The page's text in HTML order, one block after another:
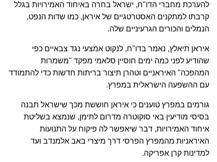
להערכת מחברי הדו"ח, ישראל בחרה באיחוד האמירויות בגלל
קרבתו למתקנים האסטרטגיים של איראן, כמו שדות הנפט,
הנמלים והכורים הגרעיניים שלה.
איראן תיאלץ, נאמר בדו"ח, לנקוט אמצעי נגד צבאיים כפי
שהודיע לפני כמה ימים חוסיין סלאמי מפקד "משמרות
המהפכה" האיראניים וטהרן תיצור בריתות חדשות כדי להתמודד
עם ההשפעה הישראלית במפרץ.
גורמים במפרץ טוענים כי איראן חוששת מכך שישראל תבנה
בסיסי מודיעין באי סוקוטרה מדרום לתימן, שנמצא בשליטת
איחוד האמירויות, דבר שיאפשר לה פיקוח על התנועות
האיראניות מהמפרץ הפרסי דרך מיצרי באב אלמנדב ועד
למדינות קרן אפריקה.